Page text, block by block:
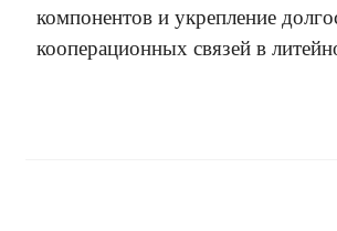
компонентов и укрепление
кооперационных связей в